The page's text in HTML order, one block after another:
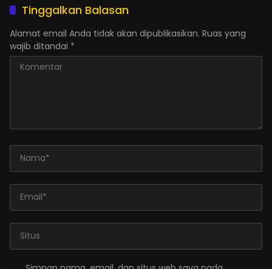
Tinggalkan Balasan
Alamat email Anda tidak akan dipublikasikan. Ruas yang
wajib ditandai *